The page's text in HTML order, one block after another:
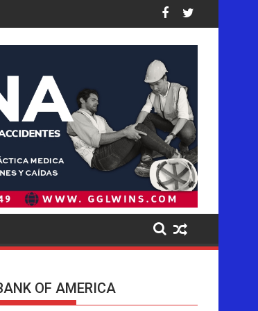
habrían fallecido tres colombianas
pagar 942 millones de dólares por los daños
Trump se acerca a lograr la mayor
OF AMERICA